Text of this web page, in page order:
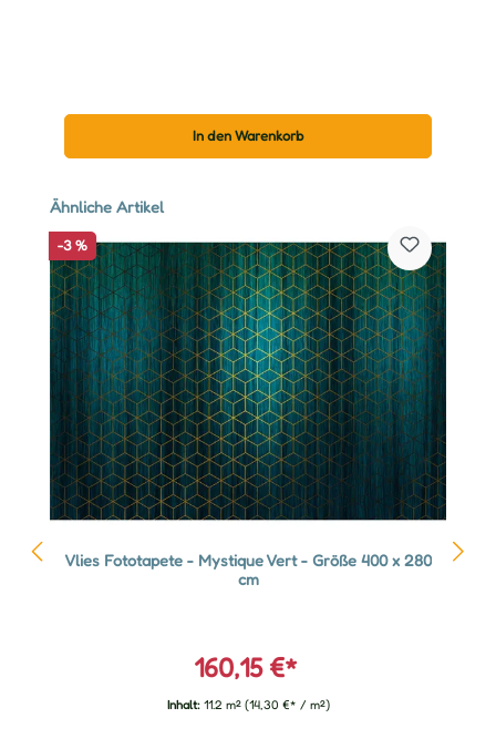
In den Warenkorb
Produktgalerie überspringen
Ähnliche Artikel
-3 %
Vlies Fototapete - Mystique Vert - Größe 400 x 280
cm
160,15 €*
Inhalt: 11.2 m² (14,30 €* / m²)